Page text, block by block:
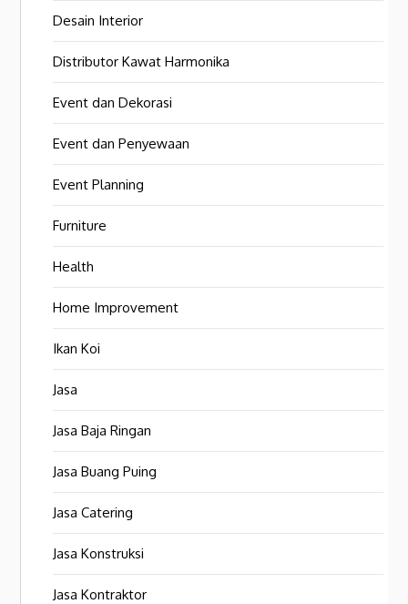
Desain Interior
Distributor Kawat Harmonika
Event dan Dekorasi
Event dan Penyewaan
Event Planning
Furniture
Health
Home Improvement
Ikan Koi
Jasa
Jasa Baja Ringan
Jasa Buang Puing
Jasa Catering
Jasa Konstruksi
Jasa Kontraktor